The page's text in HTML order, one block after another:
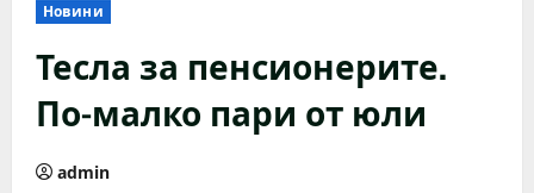
Новини
Тесла за пенсионерите.
По-малко пари от юли
admin